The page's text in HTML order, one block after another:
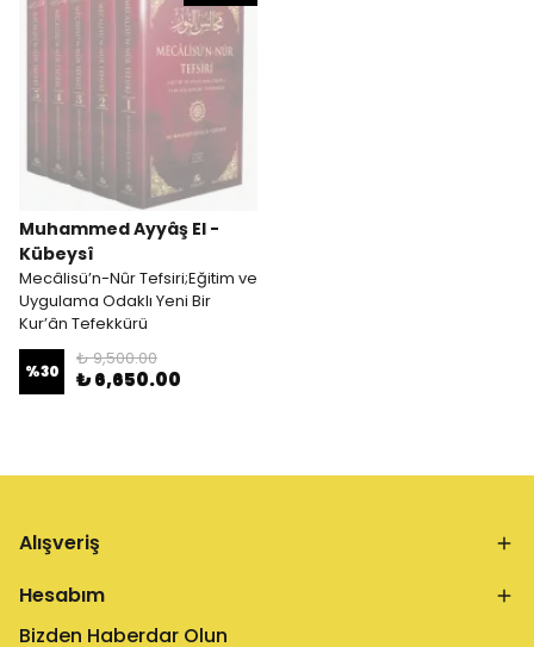
Muhammed Ayyâş El -
Kübeysî
Mecâlisü’n-Nûr Tefsiri;Eğitim ve
Uygulama Odaklı Yeni Bir
Kur’ân Tefekkürü
%30
₺ 9,500.00
₺ 6,650.00
Alışveriş
Hesabım
Bizden Haberdar Olun